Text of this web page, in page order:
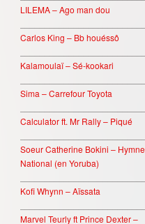
LILEMA – Ago man dou
Carlos King – Bb houéssô
Kalamoulaï – Sé-kookari
Sima – Carrefour Toyota
Calculator ft. Mr Rally – Piqué
Soeur Catherine Bokini – Hymne
National (en Yoruba)
Kofi Whynn – Aïssata
Marvel Teurly ft Prince Dexter –